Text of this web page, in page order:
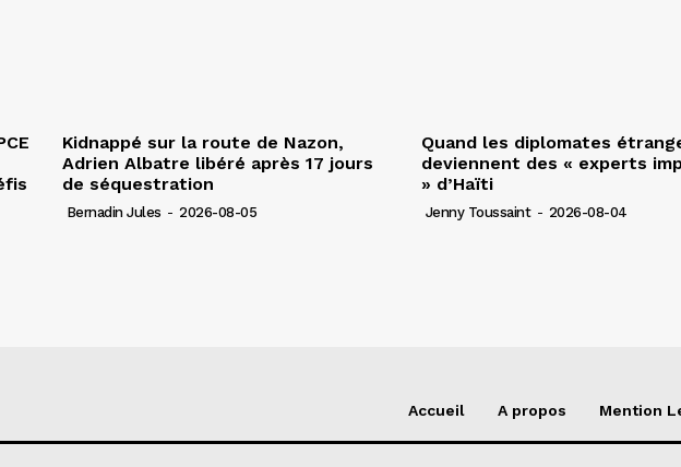
Kidnappé sur la route de Nazon,
Adrien Albatre libéré après 17 jours
de séquestration
Bernadin Jules - 2026-08-05
Quand les diplomates
deviennent des « experts
» d’Haïti
Jenny Toussaint - 2026-08-04
Accueil A propos Mention